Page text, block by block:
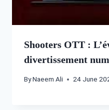
Shooters OTT :
divertissement
ByNaeem Ali 24 June